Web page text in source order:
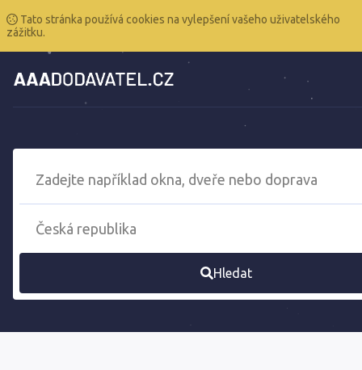
Tato stránka používá cookies na vylepšení vašeho uživatelského
zážitku.
Hledat